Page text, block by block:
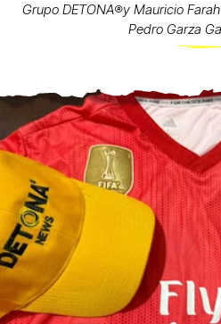
Grupo DETONA®️y Mauricio
Pedro Garza